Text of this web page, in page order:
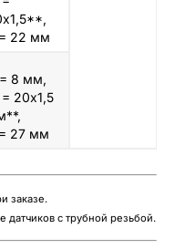
22 мм
8 мм,
20х1,5
27 мм
заказе.
датчиков с трубной резьбой.